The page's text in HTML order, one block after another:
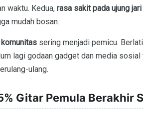
waktu. Kedua, rasa sakit pada ujung jari
mudah bosan.
komunitassering menjadi pemicu.
lagi godaan gadget dan media
ulang.
Gitar Pemula Berakhir